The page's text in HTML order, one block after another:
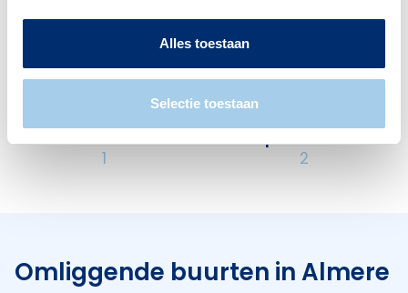
Alles toestaan
Selectie toestaan
er:
1 2
Omliggende buurten in Almere